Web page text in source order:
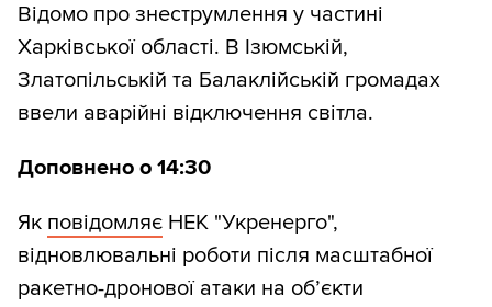
Відомо про знеструмлення у частині
Харківської області. В Ізюмській,
Златопільській та Балаклійській громадах
ввели аварійні відключення світла.
Доповнено о 14:30
Як повідомляє НЕК "Укренерго",
відновлювальні роботи після масштабної
ракетно-дронової атаки на об’єкти